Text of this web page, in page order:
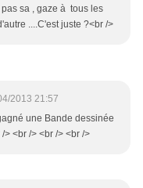
sa , gaze à tous les
....C'est juste ?<br />
2013 21:57
une Bande dessinée
<br /> <br /> <br />